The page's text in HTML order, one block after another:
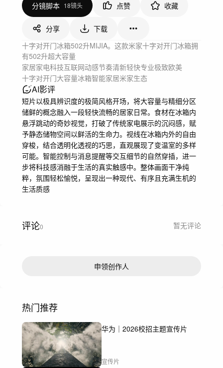
分镜脚本 18镜头 点赞 收藏
分享
下载
十字对开门冰箱502升MIJIA。这款米家十字对开门冰箱拥
有502升超大容量
家居家电科技互联网动感节奏清新轻快专业极致欧美
十字对开门大容量冰箱智能家居米家生态
AI影评
短片以极具辨识度的极简风格开场，将大容量与精细分区
储鲜的概念融入一段轻快流畅的居家日常。食材在冰箱内
悬浮跳动的奇妙视觉，打破了传统家电展示的沉闷感，赋
予静态储物空间以鲜活的生命力。视线在冰箱内外的自由
穿梭，结合透明化透视的巧思，直观展现了变温室的多样
可能。智能控制与消息提醒等交互细节的自然穿插，进一
步将科技感消融于生活的真实触感中。整体画面干净纯
粹，氛围轻松愉悦，呈现出一种现代、有序且充满生机的
生活质感
评论0 暂无评论
申领创作人
热门推荐
华为｜2026校招主题宣传片
宣传片